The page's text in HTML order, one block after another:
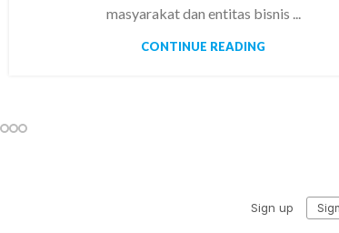
masyarakat dan entitas bisnis ...
CONTINUE READING